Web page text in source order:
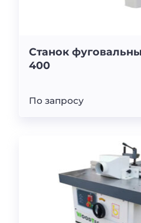
Станок
400
По запросу